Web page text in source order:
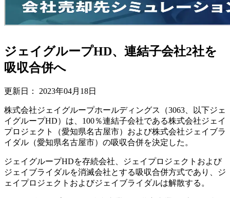
ジェイグループHD、連結子会社2社を
吸収合併へ
更新日： 2023年04月18日
株式会社ジェイグループホールディングス（3063、以下ジェ
イグループHD）は、100％連結子会社である株式会社ジェイ
プロジェクト（愛知県名古屋市）および株式会社ジェイブラ
イダル（愛知県名古屋市）の吸収合併を決定した。
ジェイグループHDを存続会社、ジェイプロジェクトおよび
ジェイブライダルを消滅会社とする吸収合併方式であり、ジ
ェイプロジェクトおよびジェイブライダルは解散する。